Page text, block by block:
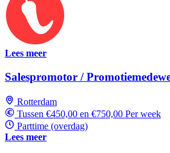
Lees meer
Salespromotor /
Rotterdam
Tussen €450,00 en €750,00 Per week
Parttime (overdag)
Lees meer